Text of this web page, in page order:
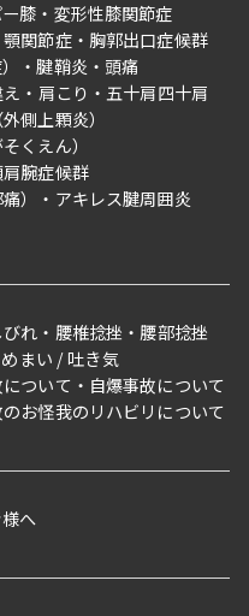
膝
変形性膝関節症
顎関節症
胸郭出口症候群
腱鞘炎
頭痛
肩こり
五十肩四十肩
側上顆炎）
くえん）
腕症候群
）
アキレス腱周囲炎
れ 腰椎捻挫
腰部捻挫
まい / 吐き気
ついて
自爆事故について
お怪我のリハビリについて
へ